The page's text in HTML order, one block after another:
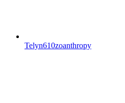
Telyn610zoanthropy